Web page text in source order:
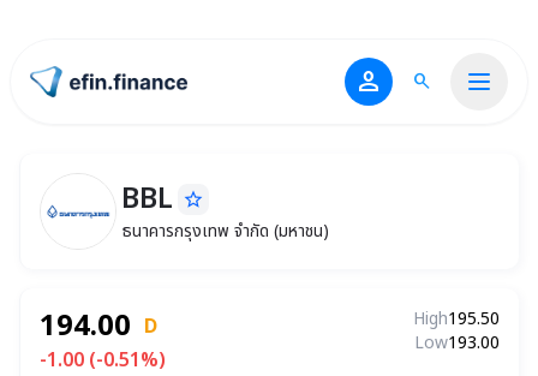
ไปหน้าแรก person search
BBL ธนาคารกรุงเทพ จำกัด (มหาชน)
BBL star_border
ธนาคารกรุงเทพ จำกัด (มหาชน)
194.00 D
-1.00 (-0.51%)
High195.50
Low193.00